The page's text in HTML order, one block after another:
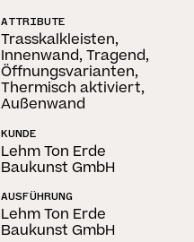
ATTRIBUTE
Trasskalkleisten,
Innenwand, Tragend,
Öffnungsvarianten,
Thermisch aktiviert,
Außenwand
KUNDE
Lehm Ton Erde
Baukunst GmbH
AUSFÜHRUNG
Lehm Ton Erde
Baukunst GmbH